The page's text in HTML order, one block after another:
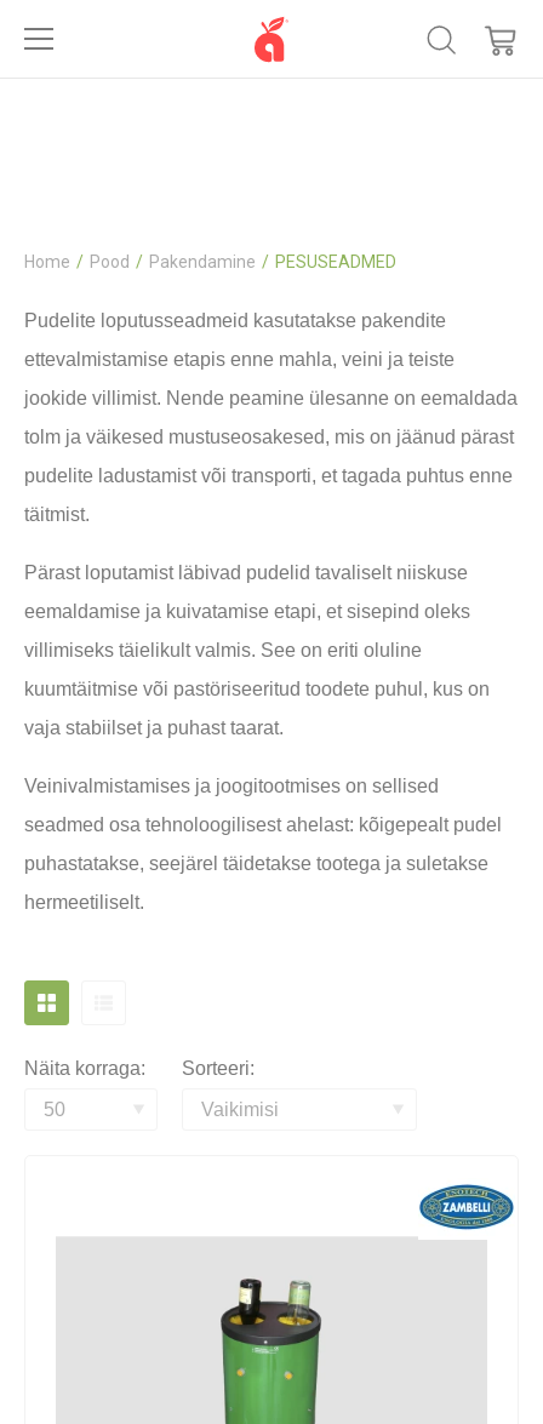
Home Pood Pakendamine PESUSEADMED
Pudelite loputusseadmeid kasutatakse pakendite
ettevalmistamise etapis enne mahla, veini ja teiste
jookide villimist. Nende peamine ülesanne on eemaldada
tolm ja väikesed mustuseosakesed, mis on jäänud pärast
pudelite ladustamist või transporti, et tagada puhtus enne
täitmist.
Pärast loputamist läbivad pudelid tavaliselt niiskuse
eemaldamise ja kuivatamise etapi, et sisepind oleks
villimiseks täielikult valmis. See on eriti oluline
kuumtäitmise või pastöriseeritud toodete puhul, kus on
vaja stabiilset ja puhast taarat.
Veinivalmistamises ja joogitootmises on sellised
seadmed osa tehnoloogilisest ahelast: kõigepealt pudel
puhastatakse, seejärel täidetakse tootega ja suletakse
hermeetiliselt.
Näita korraga: Sorteeri: